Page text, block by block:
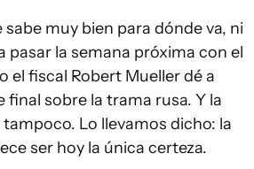
muy bien para dónde va, ni
pasar la semana próxima con el
el fiscal Robert Mueller dé a
sobre la trama rusa. Y la
Lo llevamos dicho: la
ser hoy la única certeza.